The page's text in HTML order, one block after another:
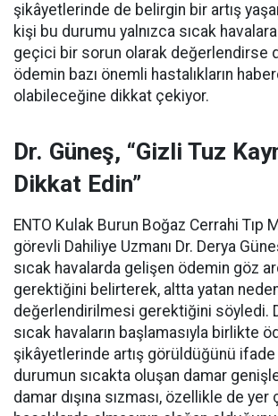
şikâyetlerinde de belirgin bir artış
kişi bu durumu yalnızca sıcak
geçici bir sorun olarak değerlendirse
ödemin bazı önemli hastalıkların
olabileceğine dikkat çekiyor.
Dr. Güneş, “Gizli Tuz
Dikkat Edin”
ENTO Kulak Burun Boğaz Cerrahi Tıp
görevli Dahiliye Uzmanı Dr. Derya
sıcak havalarda gelişen ödemin göz
gerektiğini belirterek, altta yatan
değerlendirilmesi gerektiğini söyledi.
sıcak havaların başlamasıyla birlikte
şikâyetlerinde artış görüldüğünü
durumun sıcakta oluşan damar
damar dışına sızması, özellikle de